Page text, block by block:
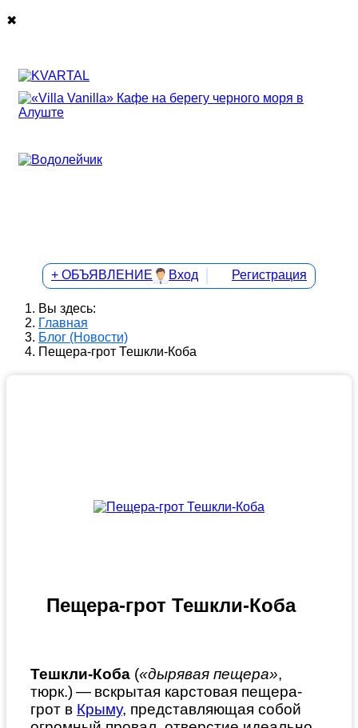
✖
+ ОБЪЯВЛЕНИЕ Вход Регистрация
Вы здесь:
Главная
Блог (Новости)
Пещера-грот Тешкли-Коба
Пещера-грот Тешкли-Коба
Тешкли-Коба («дырявая пещера»,
тюрк.) — вскрытая карстовая пещера-
грот в Крыму, представляющая собой